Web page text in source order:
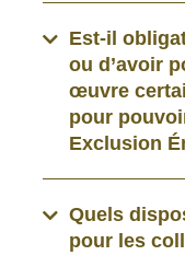
Est-il
ou d’avoir
œuvre
pour
Exclusion
Quels
pour les